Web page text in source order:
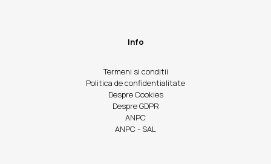
Info
Termeni si conditii
Politica de confidentialitate
Despre Cookies
Despre GDPR
ANPC
ANPC - SAL